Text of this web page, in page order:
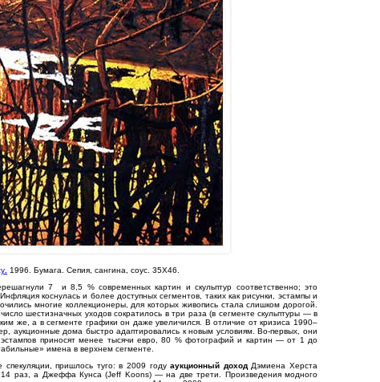
1996. Бумага. Сепия, сангина, соус. 35Х46.
7 и 8,5 % современных картин и скульптур соответственно; это
коснулась и более доступных сегментов, таких как рисунки, эстампы и
многие коллекционеры, для которых живопись стала слишком дорогой.
шестизначных уходов сократилось в три раза (в сегменте скульптуры — в
же, а в сегменте графики он даже увеличился. В отличие от кризиса 1990–
аукционные дома быстро адаптировались к новым условиям. Во-первых, они
приносят менее тысячи евро, 80 % фотографий и картин — от 1 до
имена в верхнем сегменте.
спекуляции, пришлось туго: в 2009 годуаукционный доходДэмиена Херста
раз, а Джеффа Кунса (Jeff Koons) — на две трети. Произведения модного